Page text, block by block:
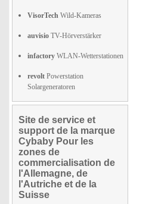
VisorTech Wild-Kameras
auvisio TV-Hörverstärker
infactory WLAN-Wetterstationen
revolt Powerstation
Solargeneratoren
Site de service et
support de la marque
Cybaby Pour les
zones de
commercialisation de
l'Allemagne, de
l'Autriche et de la
Suisse